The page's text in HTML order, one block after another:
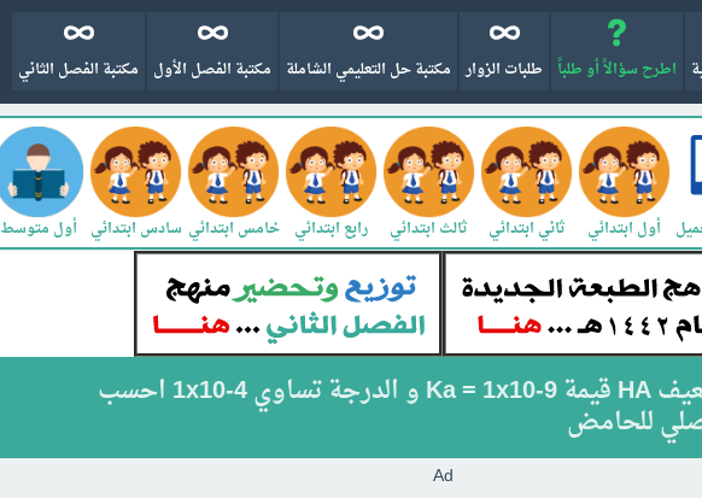
اطرح سؤالاً أو طلباً طلبات الزوار مكتبة حل التعليمي الشاملة مكتبة الفصل الأول مكتبة الفصل الثاني
أول ابتدائي ثاني ابتدائي ثالث ابتدائي رابع ابتدائي خامس ابتدائي سادس ابتدائي أول متوسط
حامض ضعيف HA قيمة Ka = 1x10-9 و الدرجة تساوي 1x10-4 احسب
للحامض
Ad